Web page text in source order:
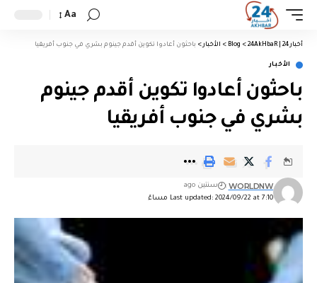
Aa
أخبار 24 | 24AkHbaR >
Blog
> الأخبار > باحثون أعادوا تكوين أقدم جينوم بشري في جنوب أفريقيا
الأخبار
باحثون أعادوا تكوين أقدم جينوم
بشري في جنوب أفريقيا
Last updated: 2024/09/22 at 7:10 مساءً
WORLDNW سنتين ago